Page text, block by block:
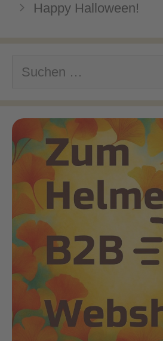
Happy Halloween!
nach: